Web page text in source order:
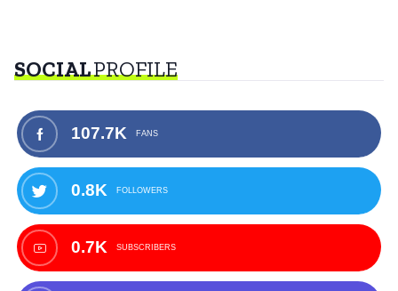
SOCIALPROFILE
107.7K FANS
0.8K FOLLOWERS
0.7K SUBSCRIBERS